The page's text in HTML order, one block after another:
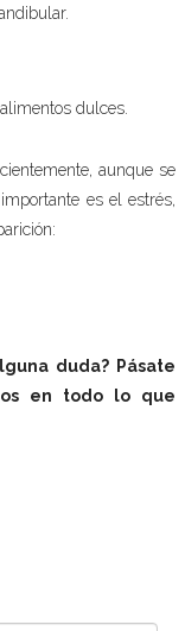
dulces.
aunque se
es el estrés,
duda? Pásate
en todo lo que